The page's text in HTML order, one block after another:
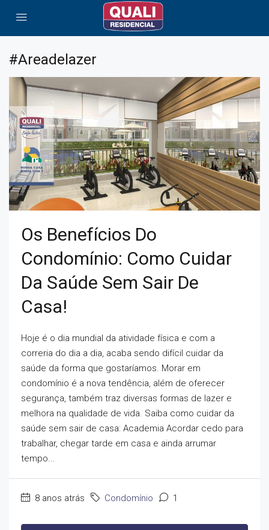
#areadelazer
Os Benefícios Do
Condomínio: Como Cuidar
Da Saúde Sem Sair De
Casa!
Hoje é o dia mundial da atividade física e com a
correria do dia a dia, acaba sendo difícil cuidar da
saúde da forma que gostaríamos. Morar em
condomínio é a nova tendência, além de oferecer
segurança, também traz diversas formas de lazer e
melhora na qualidade de vida. Saiba como cuidar da
saúde sem sair de casa: Academia Acordar cedo para
trabalhar, chegar tarde em casa e ainda arrumar
tempo...
8 anos atrás Condomínio 1